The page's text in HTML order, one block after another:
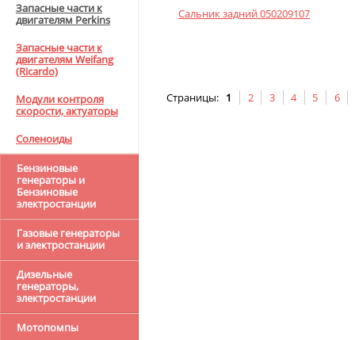
Запасные части к
двигателям Perkins
Запасные части к
двигателям Weifang
(Ricardo)
Модули контроля
скорости, актуаторы
Соленоиды
Бензиновые
генераторы и
Бензиновые
электростанции
Газовые генераторы
и электростанции
Дизельные
генераторы,
электростанции
Мотопомпы
Сальник задний 050209107
Страницы: 1 2 3 4 5 6